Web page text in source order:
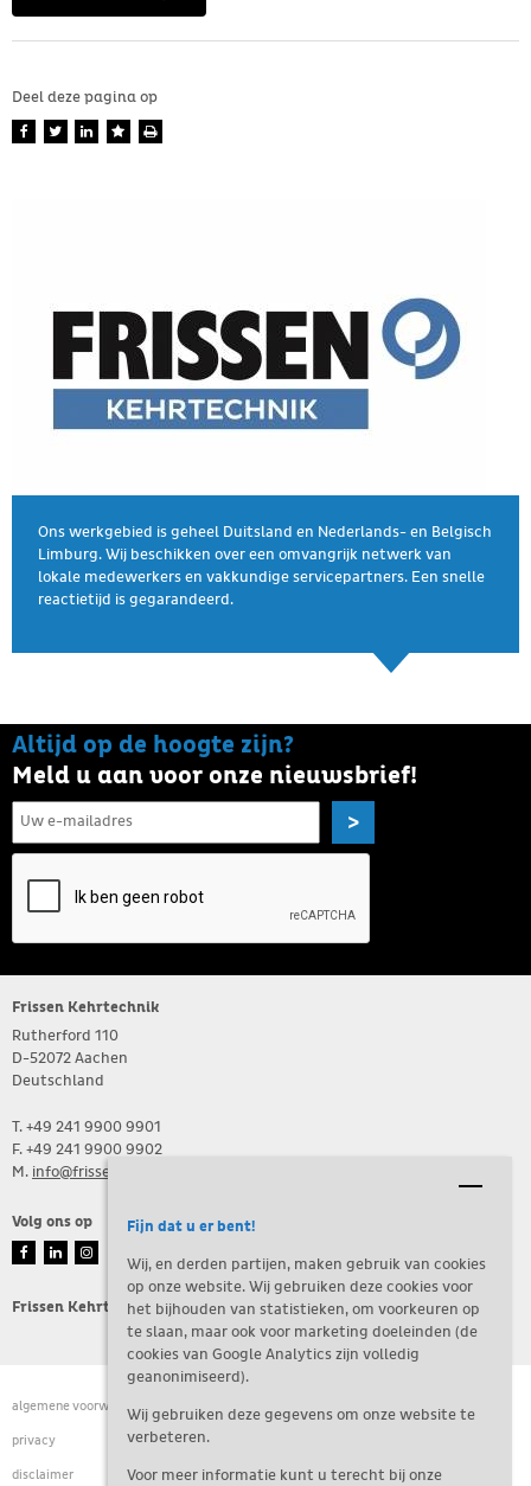
Fijn dat u er bent!
Wij, en derden partijen, maken gebruik van cookies
op onze website. Wij gebruiken deze cookies voor
het bijhouden van statistieken, om voorkeuren op
te slaan, maar ook voor marketing doeleinden (de
cookies van Google Analytics zijn volledig
geanonimiseerd).
Wij gebruiken deze gegevens om onze website te
verbeteren.
Voor meer informatie kunt u terecht bij onze
Deel deze pagina op
Ons werkgebied is geheel Duitsland en Nederlands- en Belgisch
Limburg. Wij beschikken over een omvangrijk netwerk van
lokale medewerkers en vakkundige servicepartners. Een snelle
reactietijd is gegarandeerd.
Altijd op de hoogte zijn?
Meld u aan voor onze nieuwsbrief!
>
Frissen Kehrtechnik
Rutherford 110
D-52072 Aachen
Deutschland
T. +49 241 9900 9901
F. +49 241 9900 9902
M. info@frissen-kehrtechnik.de
Volg ons op
Frissen Kehrtechnik is onderdeel van de Frissen Groep
algemene voorwaarden
privacy
disclaimer